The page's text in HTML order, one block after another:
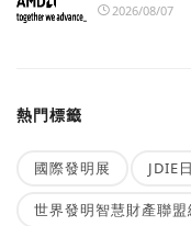
2026/08/07
熱門標籤
國際發明展 JDIE
世界發明智慧財產聯盟